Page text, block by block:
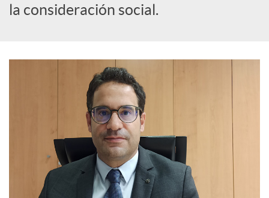
a
l
la consideración social.